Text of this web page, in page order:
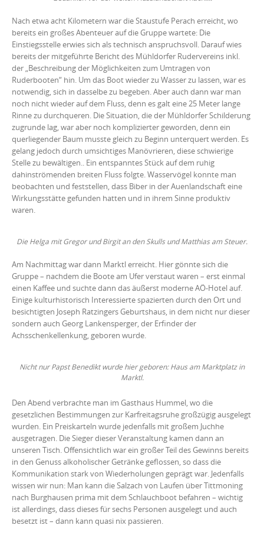
Nach etwa acht Kilometern war die Staustufe Perach erreicht, wo
bereits ein großes Abenteuer auf die Gruppe wartete: Die
Einstiegsstelle erwies sich als technisch anspruchsvoll. Darauf wies
bereits der mitgeführte Bericht des Mühldorfer Rudervereins inkl.
der „Beschreibung der Möglichkeiten zum Umtragen von
Ruderbooten“ hin. Um das Boot wieder zu Wasser zu lassen, war es
notwendig, sich in dasselbe zu begeben. Aber auch dann war man
noch nicht wieder auf dem Fluss, denn es galt eine 25 Meter lange
Rinne zu durchqueren. Die Situation, die der Mühldorfer Schilderung
zugrunde lag, war aber noch komplizierter geworden, denn ein
querliegender Baum musste gleich zu Beginn unterquert werden. Es
gelang jedoch durch umsichtiges Manövrieren, diese schwierige
Stelle zu bewältigen.. Ein entspanntes Stück auf dem ruhig
dahinströmenden breiten Fluss folgte. Wasservögel konnte man
beobachten und feststellen, dass Biber in der Auenlandschaft eine
Wirkungsstätte gefunden hatten und in ihrem Sinne produktiv
waren.
Die Helga mit Gregor und Birgit an den Skulls und Matthias am Steuer.
Am Nachmittag war dann Marktl erreicht. Hier gönnte sich die
Gruppe – nachdem die Boote am Ufer verstaut waren – erst einmal
einen Kaffee und suchte dann das äußerst moderne AÖ-Hotel auf.
Einige kulturhistorisch Interessierte spazierten durch den Ort und
besichtigten Joseph Ratzingers Geburtshaus, in dem nicht nur dieser
sondern auch Georg Lankensperger, der Erfinder der
Achsschenkellenkung, geboren wurde.
Nicht nur Papst Benedikt wurde hier geboren: Haus am Marktplatz in
Marktl.
Den Abend verbrachte man im Gasthaus Hummel, wo die
gesetzlichen Bestimmungen zur Karfreitagsruhe großzügig ausgelegt
wurden. Ein Preiskarteln wurde jedenfalls mit großem Juchhe
ausgetragen. Die Sieger dieser Veranstaltung kamen dann an
unseren Tisch. Offensichtlich war ein großer Teil des Gewinns bereits
in den Genuss alkoholischer Getränke geflossen, so dass die
Kommunikation stark von Wiederholungen geprägt war. Jedenfalls
wissen wir nun: Man kann die Salzach von Laufen über Tittmoning
nach Burghausen prima mit dem Schlauchboot befahren – wichtig
ist allerdings, dass dieses für sechs Personen ausgelegt und auch
besetzt ist – dann kann quasi nix passieren.